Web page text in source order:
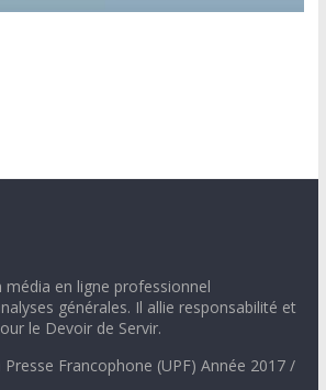
média en ligne professionnel
générales. Il allie responsabilité et
le Devoir de Servir.
Francophone (UPF) Année 2017 /